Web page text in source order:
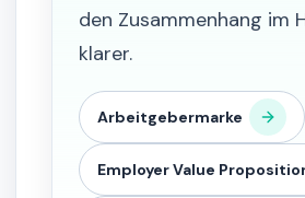
den Zusammenhang im
klarer.
Arbeitgebermarke
Employer Value